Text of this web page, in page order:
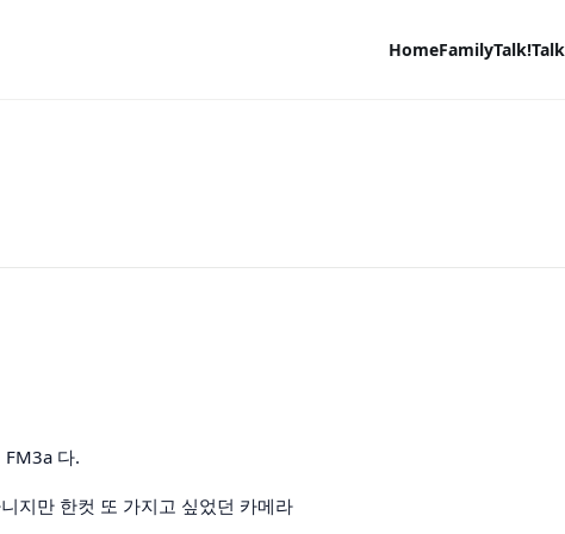
HomeFamily
FM3a 다.
지만 한컷 또 가지고 싶었던 카메라